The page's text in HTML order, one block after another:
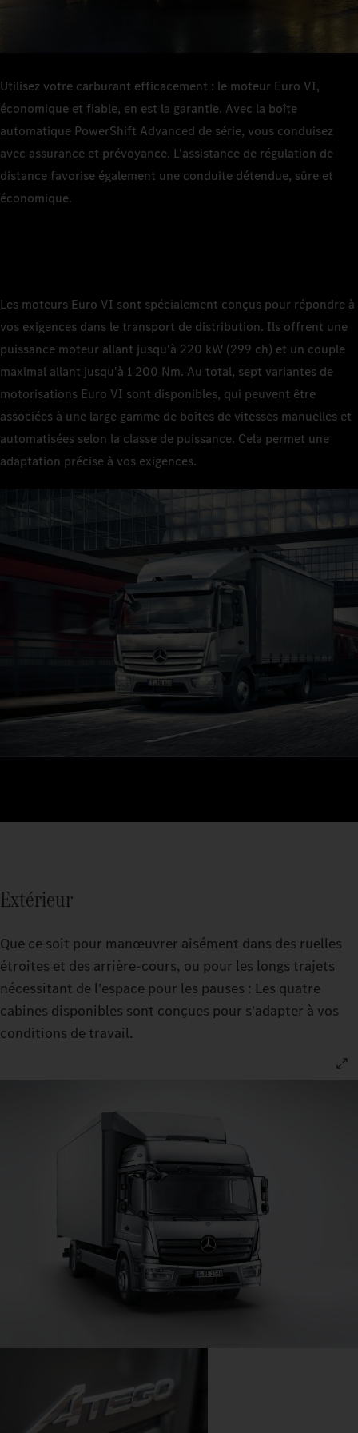
Utilisez votre carburant efficacement : le moteur Euro VI,
économique et fiable, en est la garantie. Avec la boîte
automatique PowerShift Advanced de série, vous conduisez
avec assurance et prévoyance. L'assistance de régulation de
distance favorise également une conduite détendue, sûre et
économique.
Les moteurs Euro VI sont spécialement conçus pour répondre à
vos exigences dans le transport de distribution. Ils offrent une
puissance moteur allant jusqu'à 220 kW (299 ch) et un couple
maximal allant jusqu'à 1 200 Nm. Au total, sept variantes de
motorisations Euro VI sont disponibles, qui peuvent être
associées à une large gamme de boîtes de vitesses manuelles et
automatisées selon la classe de puissance. Cela permet une
adaptation précise à vos exigences.
Extérieur
Que ce soit pour manœuvrer aisément dans des ruelles
étroites et des arrière-cours, ou pour les longs trajets
nécessitant de l'espace pour les pauses : Les quatre
cabines disponibles sont conçues pour s'adapter à vos
conditions de travail.